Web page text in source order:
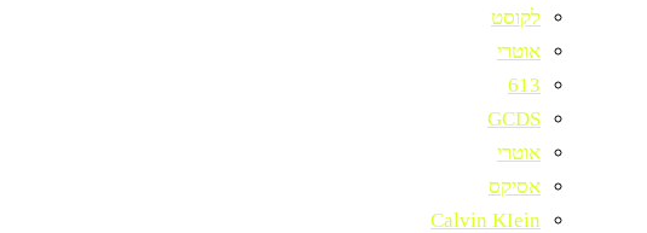
לקוסט
אוטרי
613
GCDS
אוטרי
אסיקס
Calvin KIein